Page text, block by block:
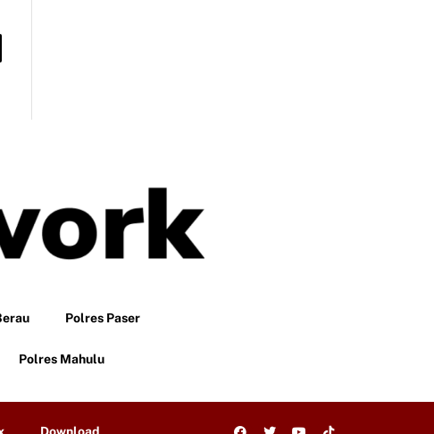
Polres Paser
Polres Mahulu